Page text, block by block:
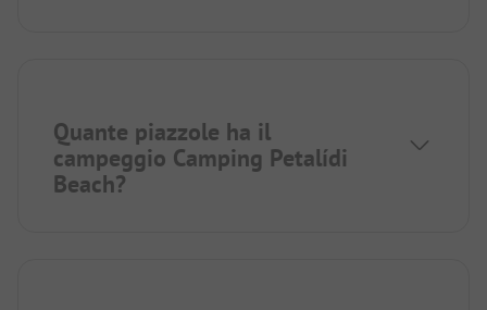
Quante piazzole ha il
campeggio Camping Petalídi
Beach?